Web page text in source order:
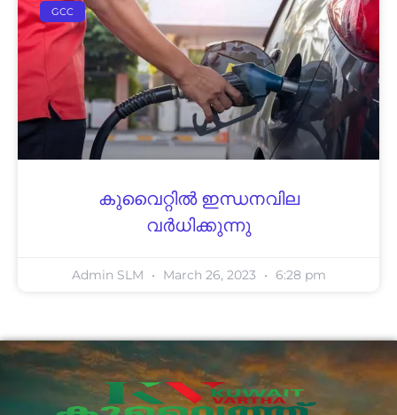
GCC
കുവൈറ്റിൽ ഇന്ധനവില
വർധിക്കുന്നു
Admin SLM March 26, 2023 6:28 pm